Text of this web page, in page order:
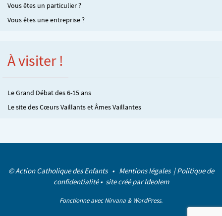
Vous êtes un particulier ?
Vous êtes une entreprise ?
À visiter !
Le Grand Débat des 6-15 ans
Le site des Cœurs Vaillants et Âmes Vaillantes
© Action Catholique des Enfants • Mentions légales |Politique de
confidentialité• site créé parIdeolem
Fonctionne avecNirvana & WordPress.